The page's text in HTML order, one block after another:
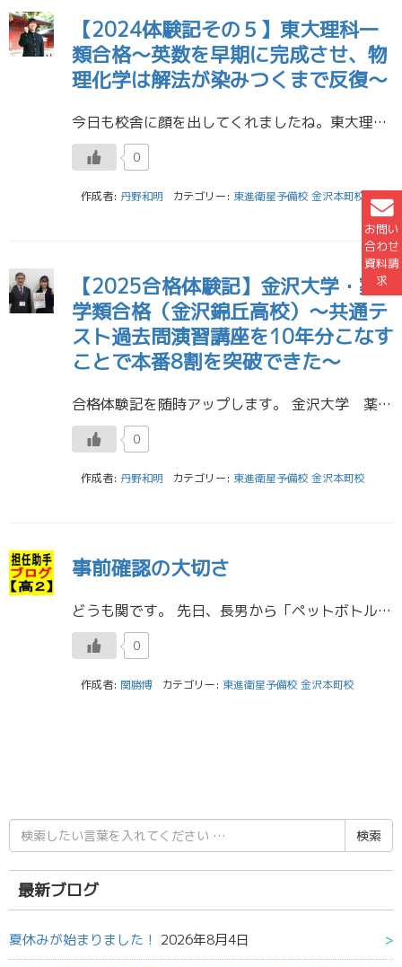
お問い
合わせ
資料請
求
【2024体験記その５】東大理科一
類合格～英数を早期に完成させ、物
理化学は解法が染みつくまで反復～
今日も校舎に顔を出してくれましたね。東大理Ⅰ合格おめでとう！ 東京大学 理科一類 合格 Uくん （金大附属高校） 東進のお薦めの講座・講師の先生および受講後の具体的な効果 私は始め苑田先生のハイレベル物理から受講したので […]
0
作成者: 丹野和明 カテゴリー: 東進衛星予備校 金沢本町校
【2025合格体験記】金沢大学・薬
学類合格（金沢錦丘高校）～共通テ
スト過去問演習講座を10年分こなす
ことで本番8割を突破できた～
合格体験記を随時アップします。 金沢大学 薬学類 合格 Nさん 金沢錦丘高校 私が行っていた勉強法で特に役立ったものは、解き直しノートを作り、間違えた理由の分析や、次に生かせそうな知識を書き出すということです。間違えた […]
0
作成者: 丹野和明 カテゴリー: 東進衛星予備校 金沢本町校
事前確認の大切さ
どうも関です。 先日、長男から「ペットボトルロケット打ち上げるし手伝って」と言われ、長男を車に乗せ、発射現場に行き確認すると、手にもって、発射させるタイプじゃないですか・・・。長男が自分で製作から何からしていたので、ロケ […]
0
作成者: 関勝博 カテゴリー: 東進衛星予備校 金沢本町校
検
索
結
果:
最新ブログ
夏休みが始まりました！ 2026年8月4日